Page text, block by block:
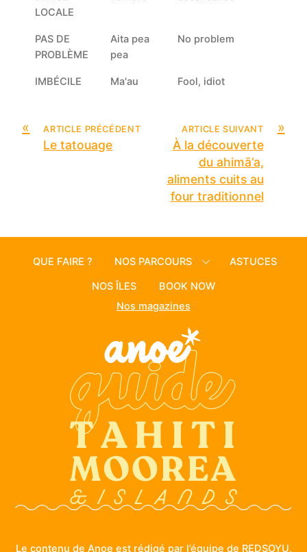
LOCALE
PAS DE
PROBLÈME
Aita pea
pea
No problem
IMBÉCILE Ma'au Fool, idiot
« ARTICLE PRÉCÉDENT
Le tatouage
»
ARTICLE SUIVANT
À la découverte
du ahimā’a,
aliments cuits au
four traditionnel
QUE FAIRE ? NOS PARCOURS ASTUCES
NOS ÎLES
BOOK NOW
Nos magazines
Le contenu de Anoe est rédigé par l’équipe de REDSOYU,